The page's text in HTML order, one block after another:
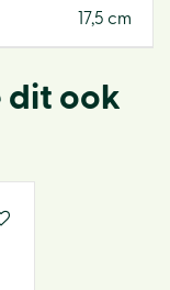
17,5 cm
dit ook